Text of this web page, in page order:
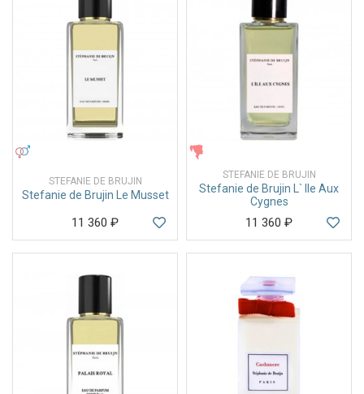
STEFANIE DE BRUJIN
Stefanie de Brujin Le Musset
11 360 ₽
STEFANIE DE BRUJIN
Stefanie de Brujin L` Ile Aux
Cygnes
11 360 ₽